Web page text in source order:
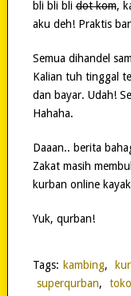
bli bli blidot kom,
aku deh! Praktis
Semua dihandel
Kalian tuh tinggal
dan bayar. Udah!
Hahaha.
Daaan.. berita
Zakat masih
kurban online
Yuk, qurban!
Tags: kambing,
superqurban,